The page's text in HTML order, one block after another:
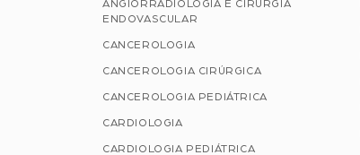
ANGIORRADIOLOGIA E CIRURGIA
ENDOVASCULAR
CANCEROLOGIA
CANCEROLOGIA CIRÚRGICA
CANCEROLOGIA PEDIÁTRICA
CARDIOLOGIA
CARDIOLOGIA PEDIÁTRICA